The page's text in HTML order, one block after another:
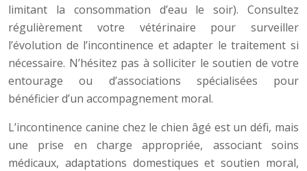
limitant la consommation d’eau le soir). Consultez
régulièrement votre vétérinaire pour surveiller
l’évolution de l’incontinence et adapter le traitement si
nécessaire. N’hésitez pas à solliciter le soutien de votre
entourage ou d’associations spécialisées pour
bénéficier d’un accompagnement moral.
L’incontinence canine chez le chien âgé est un défi, mais
une prise en charge appropriée, associant soins
médicaux, adaptations domestiques et soutien moral,